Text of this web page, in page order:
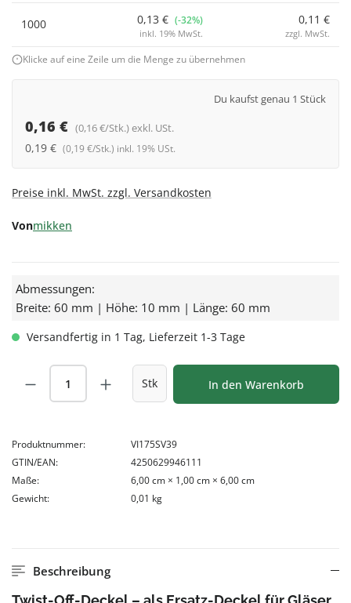
1000 0,13 € (-32%)
inkl. 19% MwSt.
0,11 €
zzgl. MwSt.
Klicke auf eine Zeile um die Menge zu übernehmen
Du kaufst genau 1 Stück
0,16 € (0,16 €/Stk.) exkl. USt.
0,19 € (0,19 €/Stk.) inkl. 19% USt.
Preise inkl. MwSt. zzgl. Versandkosten
Vonmikken
Abmessungen:
Breite: 60 mm | Höhe: 10 mm | Länge: 60 mm
Versandfertig in 1 Tag, Lieferzeit 1-3 Tage
Produkt Anzahl: Gib den gewünschten
Stk In den Warenkorb
Produktnummer:
VI175SV39
GTIN/EAN:
4250629946111
Maße:
6,00 cm × 1,00 cm × 6,00 cm
Gewicht:
0,01 kg
Beschreibung